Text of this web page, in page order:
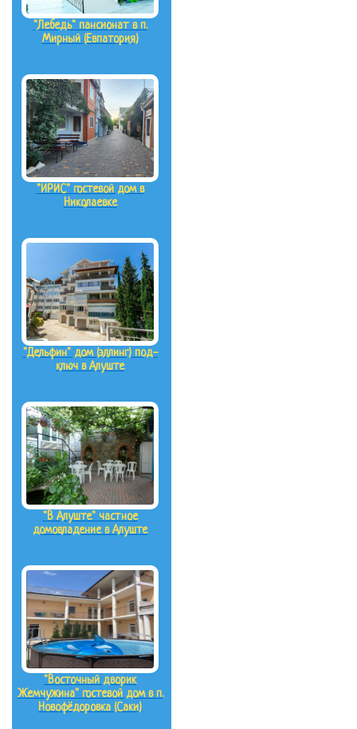
"Лебедь" пансионат в п.
Мирный (Евпатория)
"ИРИС" гостевой дом в
Николаевке
"Дельфин" дом (эллинг) под-
ключ в Алуште
"В Алуште" частное
домовладение в Алуште
"Восточный дворик
Жемчужина" гостевой дом в п.
Новофёдоровка (Саки)